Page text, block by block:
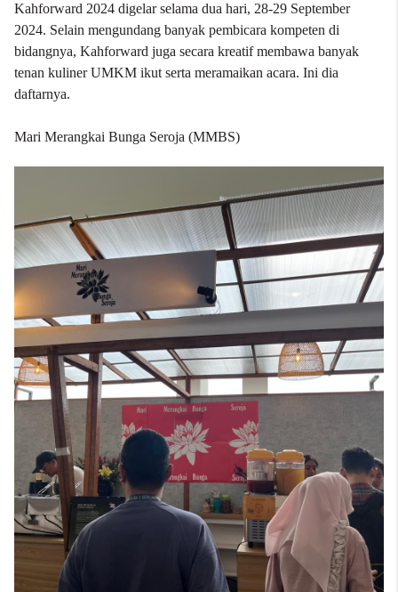
Kahforward 2024 digelar selama dua hari, 28-29 September
2024. Selain mengundang banyak pembicara kompeten di
bidangnya, Kahforward juga secara kreatif membawa banyak
tenan kuliner UMKM ikut serta meramaikan acara. Ini dia
daftarnya.
Mari Merangkai Bunga Seroja (MMBS)